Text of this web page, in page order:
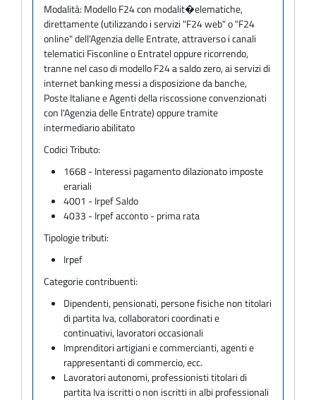
Modalità: Modello F24 con modalit�elematiche,
direttamente (utilizzando i servizi "F24 web" o "F24
online" dell'Agenzia delle Entrate, attraverso i canali
telematici Fisconline o Entratel oppure ricorrendo,
tranne nel caso di modello F24 a saldo zero, ai servizi di
internet banking messi a disposizione da banche,
Poste Italiane e Agenti della riscossione convenzionati
con l'Agenzia delle Entrate) oppure tramite
intermediario abilitato
Codici Tributo:
1668 - Interessi pagamento dilazionato imposte
erariali
4001 - Irpef Saldo
4033 - Irpef acconto - prima rata
Tipologie tributi:
Irpef
Categorie contribuenti:
Dipendenti, pensionati, persone fisiche non titolari
di partita Iva, collaboratori coordinati e
continuativi, lavoratori occasionali
Imprenditori artigiani e commercianti, agenti e
rappresentanti di commercio, ecc.
Lavoratori autonomi, professionisti titolari di
partita Iva iscritti o non iscritti in albi professionali